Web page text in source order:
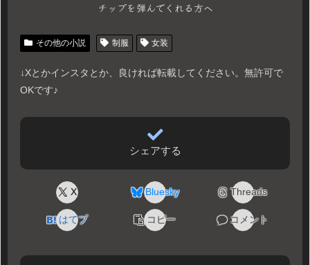
チップを弾んでくれる方へ
その他の小説 制服 女装
↓Xとかインスタとか、良ければ転載してください。無許可で
OKです♪
シェアする
X Bluesky Threads
はてブ コピー コメント